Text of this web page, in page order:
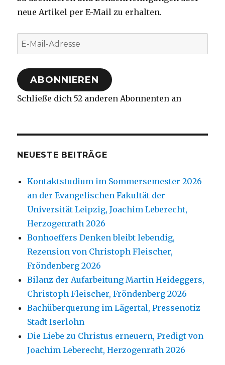
neue Artikel per E-Mail zu erhalten.
E-
Mail-
Adresse
ABONNIEREN
Schließe dich 52 anderen Abonnenten an
NEUESTE BEITRÄGE
Kontaktstudium im Sommersemester 2026
an der Evangelischen Fakultät der
Universität Leipzig, Joachim Leberecht,
Herzogenrath 2026
Bonhoeffers Denken bleibt lebendig,
Rezension von Christoph Fleischer,
Fröndenberg 2026
Bilanz der Aufarbeitung Martin Heideggers,
Christoph Fleischer, Fröndenberg 2026
Bachüberquerung im Lägertal, Pressenotiz
Stadt Iserlohn
Die Liebe zu Christus erneuern, Predigt von
Joachim Leberecht, Herzogenrath 2026